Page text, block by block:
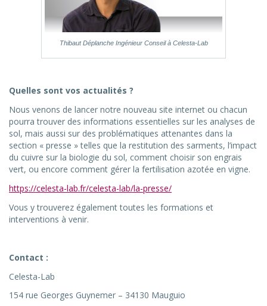
Thibaut Déplanche Ingénieur Conseil à Celesta-Lab
Quelles sont vos actualités ?
Nous venons de lancer notre nouveau site internet ou chacun
pourra trouver des informations essentielles sur les analyses de
sol, mais aussi sur des problématiques attenantes dans la
section « presse » telles que la restitution des sarments, l’impact
du cuivre sur la biologie du sol, comment choisir son engrais
vert, ou encore comment gérer la fertilisation azotée en vigne.
https://celesta-lab.fr/celesta-lab/la-presse/
Vous y trouverez également toutes les formations et
interventions à venir.
Contact :
Celesta-Lab
154 rue Georges Guynemer – 34130 Mauguio